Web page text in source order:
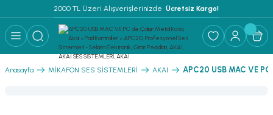
2000 TL Üzeri Alışverişlerinizde Ücretsiz Kargo!
Geri Dön
Geri Dön
Geri Dön
Geri Dön
Geri Dön
Geri Dön
Geri Dön
Geri Dön
Geri Dön
Anasayfa MİKAFON SES SİSTEMLERİ AKAI APC20 USB MAC VE PC